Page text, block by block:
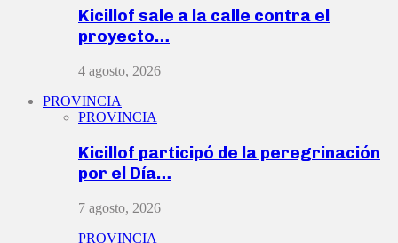
Kicillof sale a la calle contra el
proyecto…
4 agosto, 2026
PROVINCIA
PROVINCIA
Kicillof participó de la peregrinación
por el Día…
7 agosto, 2026
PROVINCIA